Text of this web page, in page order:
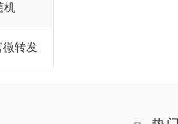
机
微转发
录